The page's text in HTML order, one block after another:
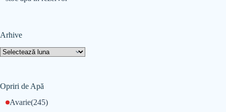
Arhive
Opriri de Apă
Avarie(245)